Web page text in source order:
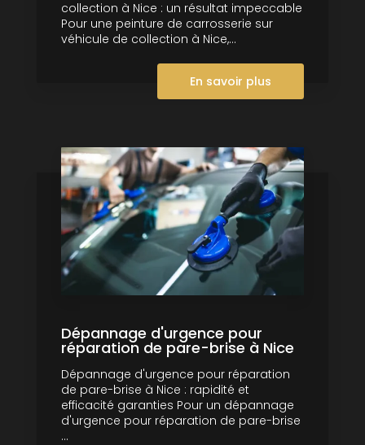
collection à Nice : un résultat impeccable
Pour une peinture de carrosserie sur
véhicule de collection à Nice,...
En savoir plus
Dépannage d'urgence pour
réparation de pare-brise à Nice
Dépannage d'urgence pour réparation
de pare-brise à Nice : rapidité et
efficacité garanties Pour un dépannage
d'urgence pour réparation de pare-brise
...